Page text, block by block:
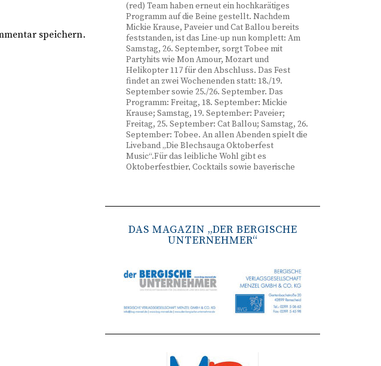
speichern.
(red) Team haben erneut ein hochkarätiges
Programm auf die Beine gestellt. Nachdem
Mickie Krause, Paveier und Cat Ballou bereits
feststanden, ist das Line-up nun komplett: Am
Samstag, 26. September, sorgt Tobee mit
Partyhits wie Mon Amour, Mozart und
Helikopter 117 für den Abschluss. Das Fest
findet an zwei Wochenenden statt: 18./19.
September sowie 25./26. September. Das
Programm: Freitag, 18. September: Mickie
Krause; Samstag, 19. September: Paveier;
Freitag, 25. September: Cat Ballou; Samstag, 26.
September: Tobee. An allen Abenden spielt die
Liveband „Die Blechsauga Oktoberfest
Music“.Für das leibliche Wohl gibt es
Oktoberfestbier, Cocktails sowie bayerische
www.bergisches-oktoberfest.de sowie über die
Remscheid stärkt Krisenvorsorge
Remscheid trainieren Krisenstabsarbeit am
Institut der Feuerwehr NRW in Münster.
Wie funktioniert die Zusammenarbeit im
Krisenfall? Welche Entscheidungen müssen
unter Zeitdruck getroffen werden? Und wie
bestmöglich geschützt werden? Mit diesen und
Mitarbeitende der Stadt Remscheid Ende Juni in
DAS MAGAZIN „DER BERGISCHE
UNTERNEHMER“